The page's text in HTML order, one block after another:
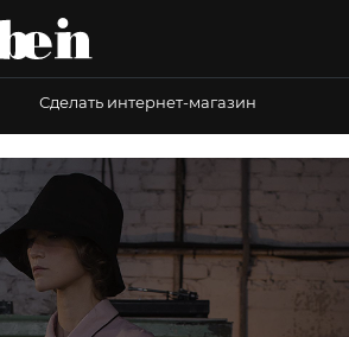
Сделать интернет-магазин